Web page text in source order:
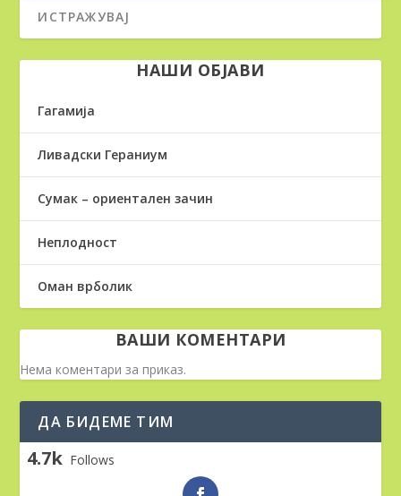
НАШИ ОБЈАВИ
Гагамија
Ливадски Гераниум
Сумак – ориентален зачин
Неплодност
Оман врболик
ВАШИ КОМЕНТАРИ
Нема коментари за приказ.
ДА БИДЕМЕ ТИМ
4.7k Follows